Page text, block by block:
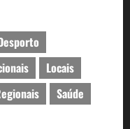
Locais
Saúde